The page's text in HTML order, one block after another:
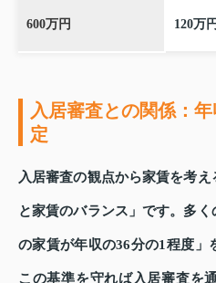
600万円 120万円
入居審査との関係：
定
入居審査の観点から家賃を考
と家賃のバランス」です。多
の家賃が年収の36分の1程度」
この基準を守れば入居審査を